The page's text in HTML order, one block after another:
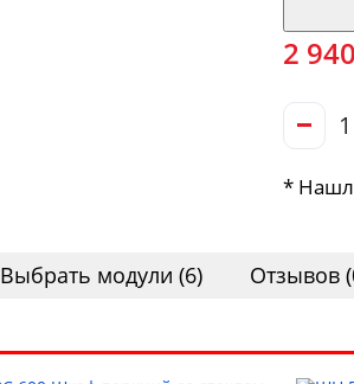
2
*
Выбрать модули (6) Отзывов